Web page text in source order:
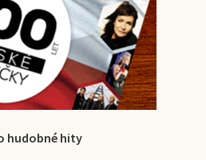
hudobné hity